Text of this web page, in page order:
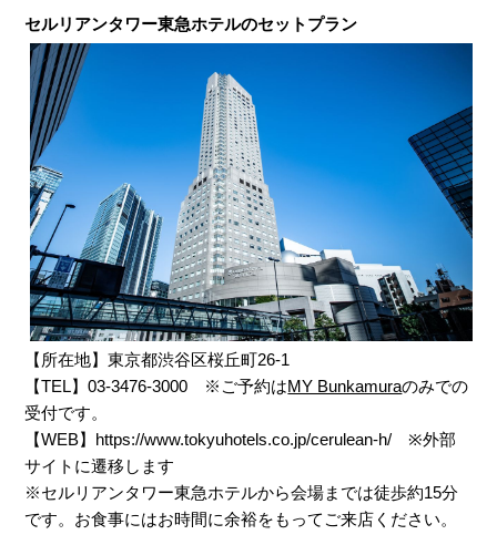
セルリアンタワー東急ホテルのセットプラン
【所在地】東京都渋谷区桜丘町26-1
【TEL】03-3476-3000 ※ご予約はMY Bunkamuraのみでの
受付です。
【WEB】 https://www.tokyuhotels.co.jp/cerulean-h/ ※外部
サイトに遷移します
※セルリアンタワー東急ホテルから会場までは徒歩約15分
です。お食事にはお時間に余裕をもってご来店ください。